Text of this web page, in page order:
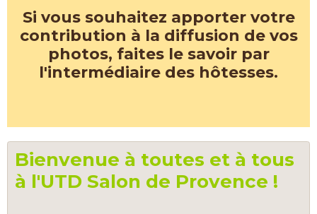
Si vous souhaitez apporter votre
contribution à la diffusion de vos
photos, faites le savoir par
l'intermédiaire des hôtesses.
Bienvenue à toutes et à tous
à l'UTD Salon de Provence !